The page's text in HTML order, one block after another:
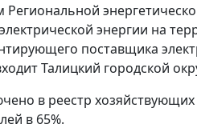
Региональной
энергии на
поставщика
Талицкий городской
в реестр хозяйствующих
в 65%.